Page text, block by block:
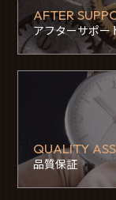
AFTER
アフターサポー
QUALITY
品質保証